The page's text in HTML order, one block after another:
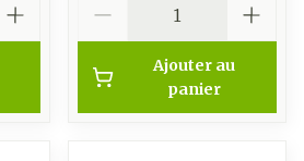
Ajouter au
panier